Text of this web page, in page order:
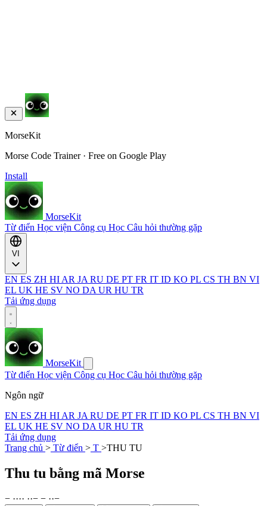
MorseKit
Morse Code Trainer · Free on Google Play
Install
MorseKit
Từ điển Học viện Công cụ Học Câu hỏi thường gặp
EN ES ZH HI AR JA RU DE PT FR IT ID KO PL CS TH BN VI
EL UK HE SV NO DA UR HU TR
Tải ứng dụng
MorseKit
Từ điển Học viện Công cụ Học Câu hỏi thường gặp
Ngôn ngữ
EN ES ZH HI AR JA RU DE PT FR IT ID KO PL CS TH BN VI
EL UK HE SV NO DA UR HU TR
Tải ứng dụng
Trang chủ > Từ điển > T >THU TU
Thu tu bằng mã Morse
− ···· ··− − ··−